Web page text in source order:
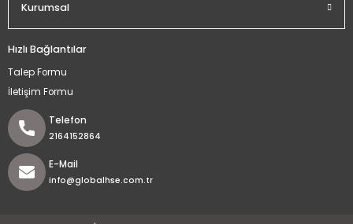
Kurumsal
Hızlı Bağlantılar
Talep Formu
İletişim Formu
Telefon
2164152864
E-Mail
info@globalhse.com.tr